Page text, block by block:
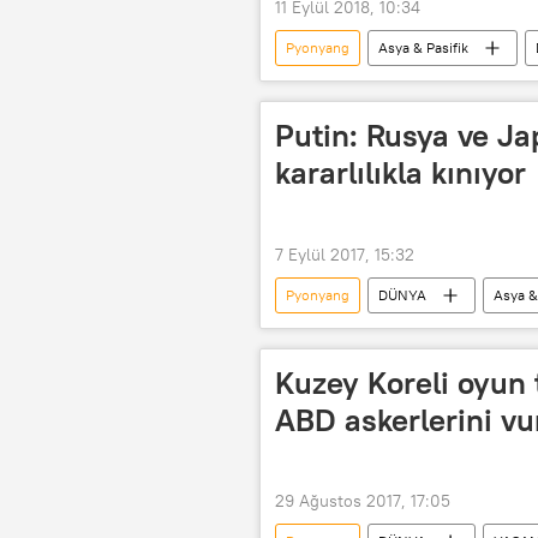
11 Eylül 2018, 10:34
Pyonyang Asya & Pasifik
Washington DC
Kim Jong-un
Putin: Rusya ve
kararlılıkla kınıyor
7 Eylül 2017, 15:32
Pyonyang DÜNYA Asya
Rusya
Kuzey Kore
Kuzey Koreli oyun
ABD askerlerini
29 Ağustos 2017, 17:05